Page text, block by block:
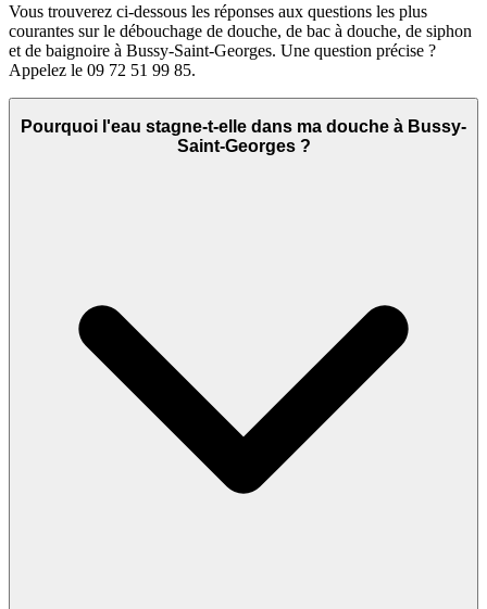
Vous trouverez ci-dessous les réponses aux questions les plus
courantes sur le débouchage de douche, de bac à douche, de siphon
et de baignoire à Bussy-Saint-Georges. Une question précise ?
Appelez le 09 72 51 99 85.
Pourquoi l'eau stagne-t-elle dans ma douche à Bussy-
Saint-Georges ?